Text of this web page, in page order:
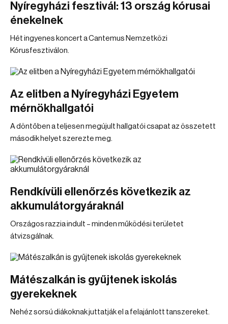
Nyíregyházi fesztivál: 13 ország kórusai
énekelnek
Hét ingyenes koncert a Cantemus Nemzetközi
Kórusfesztiválon.
Az elitben a Nyíregyházi Egyetem
mérnökhallgatói
A döntőben a teljesen megújult hallgatói csapat az összetett
második helyet szerezte meg.
Rendkívüli ellenőrzés következik az
akkumulátorgyáraknál
Országos razzia indult – minden működési területet
átvizsgálnak.
Mátészalkán is gyűjtenek iskolás
gyerekeknek
Nehéz sorsú diákoknak juttatják el a felajánlott tanszereket.